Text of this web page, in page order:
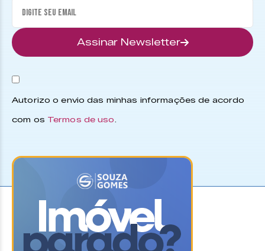
Assinar Newsletter
Autorizo o envio das minhas informações de acordo
com os Termos de uso.